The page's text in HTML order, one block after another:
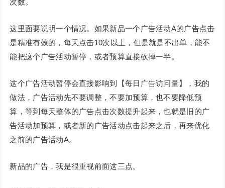
次数。
这里面要说明一个情况。如果新品一个广告活动A的广告点击
是精准有效的，每天点击10次以上，但是就是不出单，能不
能把这个广告活动暂停，或者预算直接砍掉一半。
这个广告活动暂停会直接影响到【每日广告访问量】，我的
做法，广告活动先不要调整，不要加预算，也不要降低预
算，等到每天整体的广告点击次数提升起来，也就是旧的广
告活动加预算，或者新的广告活动点击起来之后，再来优化
之前的广告活动A。
新品的广告，我是很重视前面这三点。